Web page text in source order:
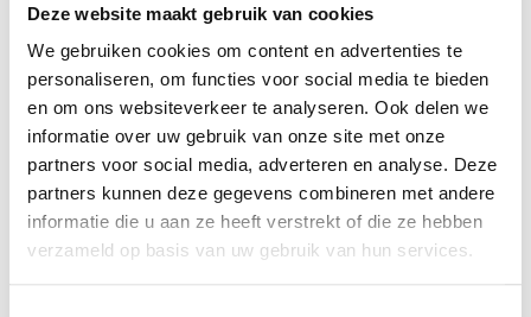
Deze website maakt gebruik van cookies
We gebruiken cookies om content en advertenties te
personaliseren, om functies voor social media te bieden
en om ons websiteverkeer te analyseren. Ook delen we
informatie over uw gebruik van onze site met onze
partners voor social media, adverteren en analyse. Deze
partners kunnen deze gegevens combineren met andere
informatie die u aan ze heeft verstrekt of die ze hebben
verzameld op basis van uw gebruik van hun services.